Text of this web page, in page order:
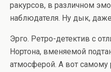
ракурсов, в различном
наблюдателя. Ну дык,
Эрго. Ретро-детектив с
Нортона, вменяемой
атмосферой. А вот самому